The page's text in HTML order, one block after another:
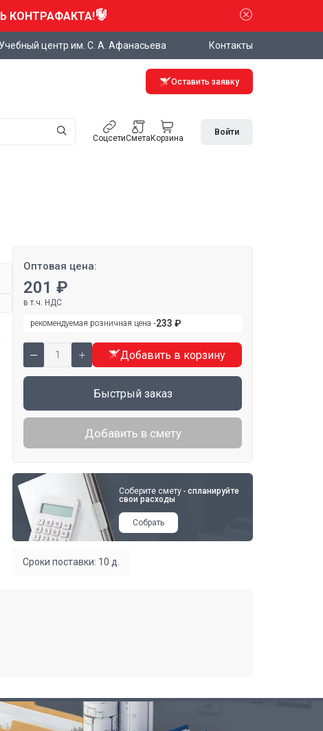
КОНТРАФАКТА!
Учебный центр им. С. А. Афанасьева Контакты
Оставить заявку
СоцсетиСмета Корзина
Войти
Оптовая цена:
201 ₽
в т.ч. НДС
рекомендуемая розничная цена ‐233 ₽
Добавить в корзину
Быстрый заказ
Добавить в смету
Соберите смету - спланируйте
свои расходы
Собрать
Сроки поставки: 10 д.